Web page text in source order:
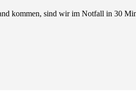
kommen, sind wir im Notfall in 30